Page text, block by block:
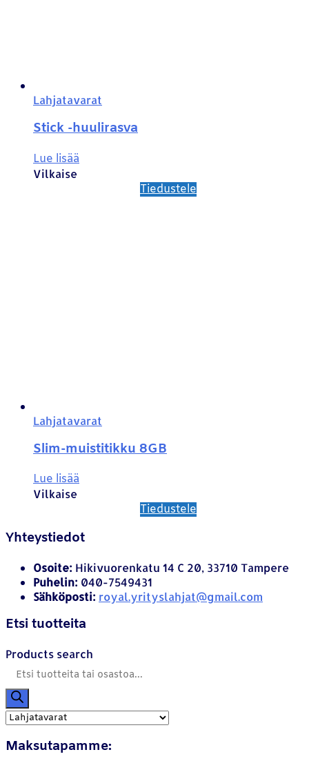
Lahjatavarat
Stick -huulirasva
Lue lisää
Vilkaise
Tiedustele
Lahjatavarat
Slim-muistitikku 8GB
Lue lisää
Vilkaise
Tiedustele
Yhteystiedot
Osoite: Hikivuorenkatu 14 C 20, 33710 Tampere
Puhelin: 040-7549431
Sähköposti: royal.yrityslahjat@gmail.com
Etsi tuotteita
Products search
Maksutapamme: